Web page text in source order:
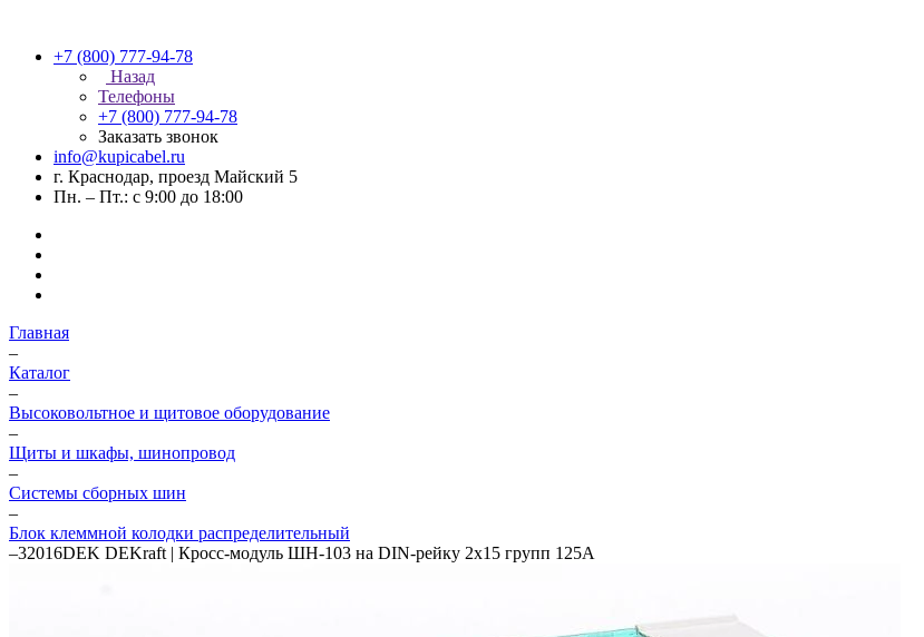
+7 (800) 777-94-78
Назад
Телефоны
+7 (800) 777-94-78
Заказать звонок
info@kupicabel.ru
г. Краснодар, проезд Майский 5
Пн. – Пт.: с 9:00 до 18:00
Главная
–
Каталог
–
Высоковольтное и щитовое оборудование
–
Щиты и шкафы, шинопровод
–
Системы сборных шин
–
Блок клеммной колодки распределительный
–32016DEK DEKraft | Кросс-модуль ШН-103 на DIN-рейку 2х15 групп 125А